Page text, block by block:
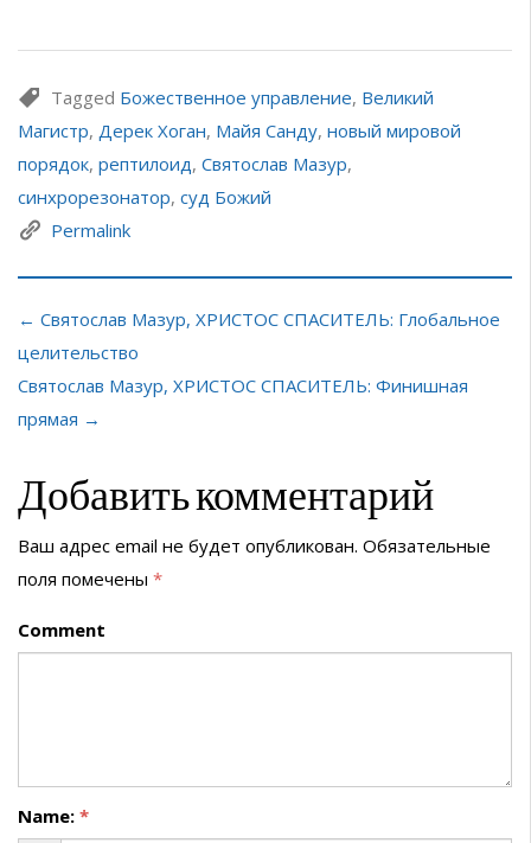
Tagged Божественное управление, Великий
Магистр, Дерек Хоган, Майя Санду, новый мировой
порядок, рептилоид, Святослав Мазур,
синхрорезонатор, суд Божий
Permalink
← Святослав Мазур, ХРИСТОС СПАСИТЕЛЬ: Глобальное
целительство
Святослав Мазур, ХРИСТОС СПАСИТЕЛЬ: Финишная
прямая →
Добавить комментарий
Ваш адрес email не будет опубликован. Обязательные
поля помечены *
Comment
Name: *